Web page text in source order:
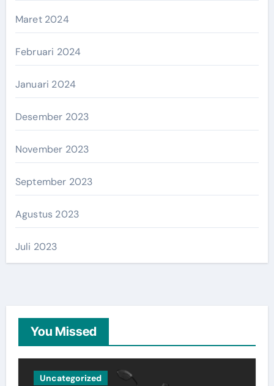
Maret 2024
Februari 2024
Januari 2024
Desember 2023
November 2023
September 2023
Agustus 2023
Juli 2023
You Missed
Uncategorized